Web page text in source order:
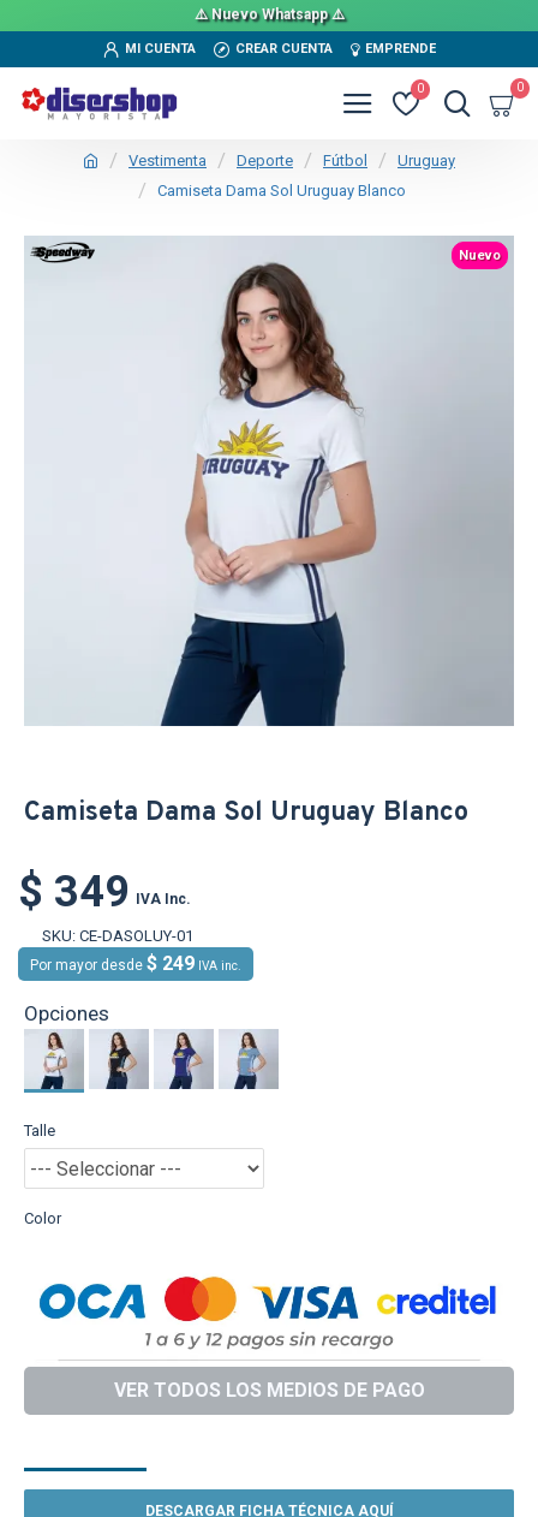
⚠️ Nuevo Whatsapp ⚠️
MI CUENTA CREAR CUENTA EMPRENDE
0 0
Vestimenta Deporte Fútbol
Uruguay
Camiseta Dama Sol Uruguay Blanco
Nuevo
TEXTTRANSPARENTE
Camiseta Dama Sol Uruguay Blanco
$ 349 IVA Inc.
SKU: CE-DASOLUY-01
Por mayor desde $ 249 IVA inc.
Opciones
Talle
Color
VER TODOS LOS MEDIOS DE PAGO
DESCARGAR FICHA TÉCNICA AQUÍ